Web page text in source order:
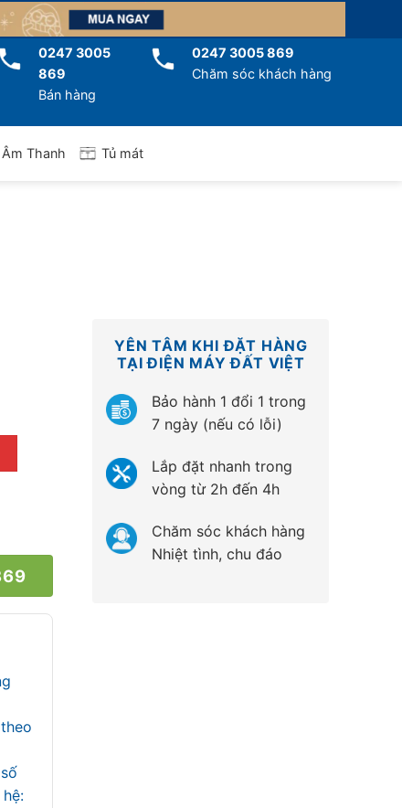
0247 3005
869
Bán hàng
0247 3005 869
Chăm sóc khách hàng
Âm Thanh Tủ mát
số lượng
hệ:
YÊN TÂM KHI ĐẶT HÀNG
TẠI ĐIỆN MÁY ĐẤT VIỆT
Bảo hành 1 đổi 1 trong
7 ngày (nếu có lỗi)
Lắp đặt nhanh trong
vòng từ 2h đến 4h
Chăm sóc khách hàng
Nhiệt tình, chu đáo